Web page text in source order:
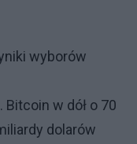
wyborów
w dół o 70
dolarów